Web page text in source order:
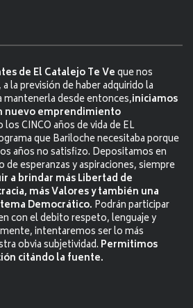
de El Catalejo Te Veque nos
la previsión de haber adquirido la
mantenerla desde entonces,iniciamos
nuevo emprendimiento
CINCO años de vida de EL
que Bariloche necesitaba porque
años no satisfizo. Depositamos en
esperanzas y aspiraciones, siempre
a brindar más Libertad de
más Valores y también una
Democrático. Podrán participar
con el debito respeto, lenguaje y
intentaremos ser lo más
obvia subjetividad. Permitimos
citándo la fuente.